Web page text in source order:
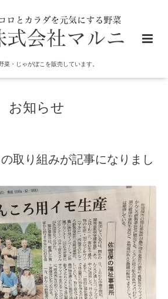
菜・じゃがぼこを販売しています。
お知らせ
取り組みが記事になりまし